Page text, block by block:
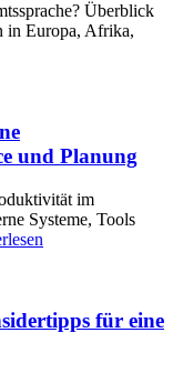
Überblick
in Europa, Afrika,
und Planung
im
Systeme, Tools
für eine